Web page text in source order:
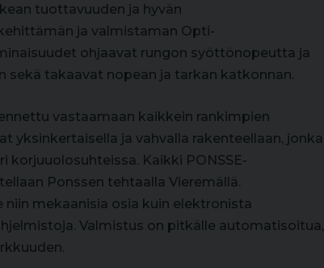
tuottavuuden ja hyvän
ja valmistaman Opti-
ohjaavat rungon syöttönopeutta ja
sekä takaavat nopean ja tarkan katkonnan.
vastaamaan kaikkein rankimpien
yksinkertaisella ja vahvalla rakenteellaan, jonka
Kaikki PONSSE-
Ponssen tehtaalla Vieremällä.
mekaanisia osia kuin elektronista
Valmistus on pitkälle automatisoitua,